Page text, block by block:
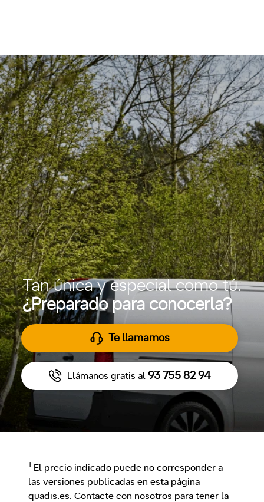
Tan única y especial como tú.
¿Preparado para conocerla?
Te llamamos
Llámanos gratis al 93 755 82 94
1
El precio indicado puede no corresponder a
las versiones publicadas en esta página
quadis.es. Contacte con nosotros para tener la